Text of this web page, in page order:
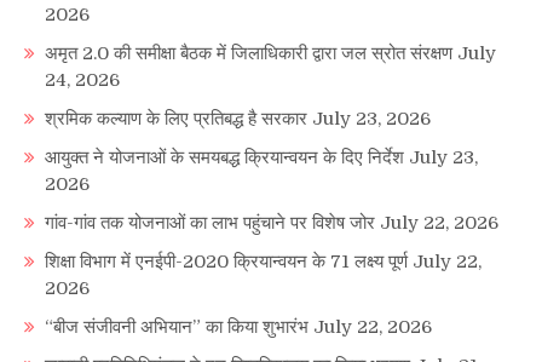
2026
अमृत 2.0 की समीक्षा बैठक में जिलाधिकारी द्वारा जल स्रोत संरक्षण July
24, 2026
श्रमिक कल्याण के लिए प्रतिबद्ध है सरकार July 23, 2026
आयुक्त ने योजनाओं के समयबद्ध क्रियान्वयन के दिए निर्देश July 23,
2026
गांव-गांव तक योजनाओं का लाभ पहुंचाने पर विशेष जोर July 22, 2026
शिक्षा विभाग में एनईपी-2020 क्रियान्वयन के 71 लक्ष्य पूर्ण July 22,
2026
“बीज संजीवनी अभियान” का किया शुभारंभ July 22, 2026